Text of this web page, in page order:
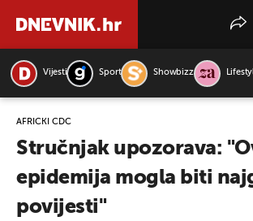
Vijesti Sport Showbizz
AFRIČKI CDC
Stručnjak upozorava:
epidemija mogla biti
povijesti"
PRETRAŽITE VIJESTI